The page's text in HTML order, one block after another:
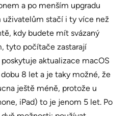
a po menším upgradu
uživatelům stačí i ty více než
kdy budete mít svázaný
tyto počítače zastarají
aktualizace macOS
8 let a je taky možné, že
ještě méně, protože u
iPad) to je jenom 5 let. Po